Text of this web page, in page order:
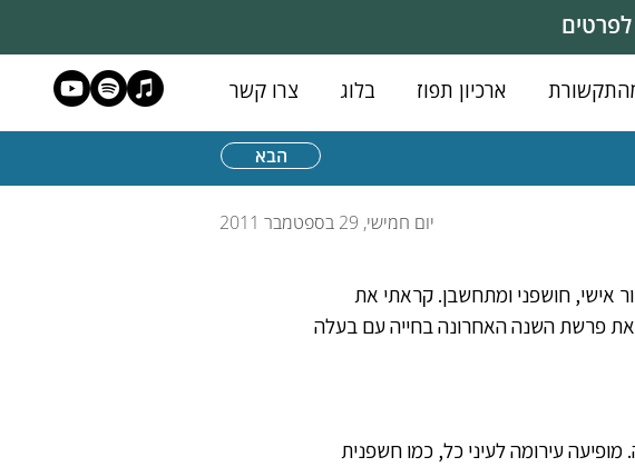
ארכיון תפוז בלוג צרו קשר
הבא
יום חמישי, 29 בספטמבר 2011
טור אישי, חושפני ומתחשבן. קראתי את
את פרשת השנה האחרונה בחייה עם בעלה
עירומה לעיני כל, כמו חשפנית